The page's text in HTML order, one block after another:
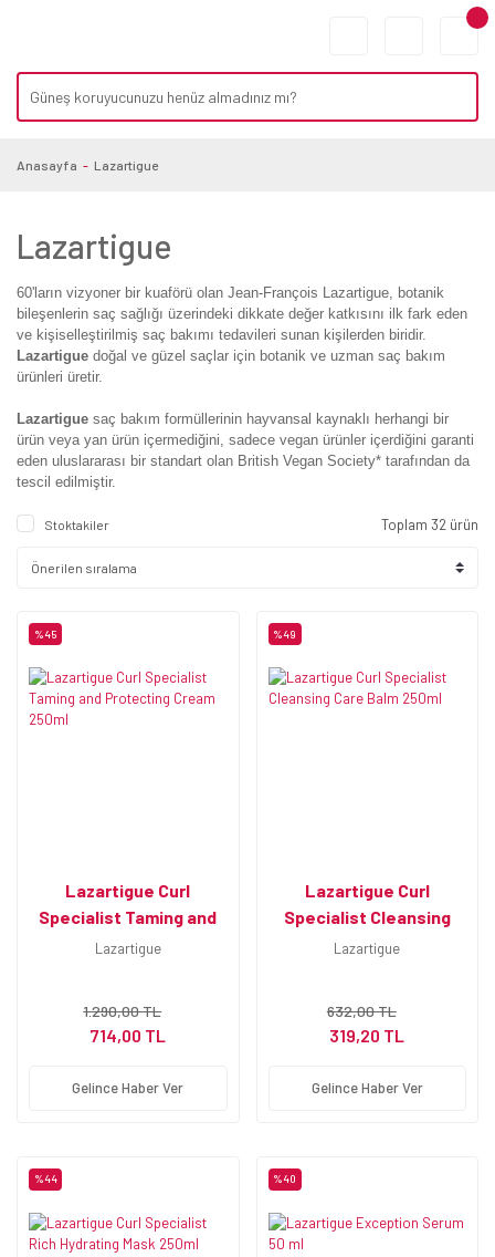
Anasayfa Lazartigue
Lazartigue
60'ların vizyoner bir kuaförü olan Jean-François Lazartigue, botanik
bileşenlerin saç sağlığı üzerindeki dikkate değer katkısını ilk fark eden
ve kişiselleştirilmiş saç bakımı tedavileri sunan kişilerden biridir.
Lazartigue doğal ve güzel saçlar için botanik ve uzman saç bakım
ürünleri üretir.
Lazartigue saç bakım formüllerinin hayvansal kaynaklı herhangi bir
ürün veya yan ürün içermediğini, sadece vegan ürünler içerdiğini garanti
eden uluslararası bir standart olan British Vegan Society* tarafından da
tescil edilmiştir.
Stoktakiler Toplam 32 ürün
%45
Lazartigue Curl
Specialist Taming and
Protecting Cream
Lazartigue
1.290,00 TL
714,00 TL
Gelince Haber Ver
%49
Lazartigue Curl
Specialist Cleansing
Care Balm 250ml
Lazartigue
632,00 TL
319,20 TL
Gelince Haber Ver
%44 %40